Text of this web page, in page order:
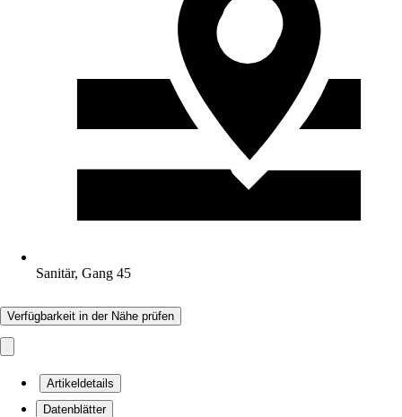
Sanitär, Gang 45
Verfügbarkeit in der Nähe prüfen
Artikeldetails
Datenblätter